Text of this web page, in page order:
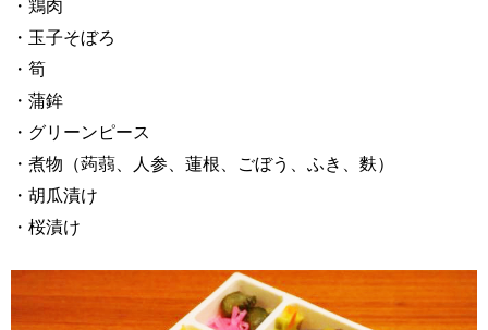
・鶏肉
・玉子そぼろ
・筍
・蒲鉾
・グリーンピース
・煮物（蒟蒻、人参、蓮根、ごぼう、ふき、麩）
・胡瓜漬け
・桜漬け